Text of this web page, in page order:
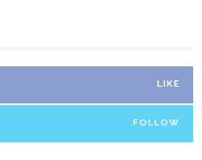
LIKE
FOLLOW